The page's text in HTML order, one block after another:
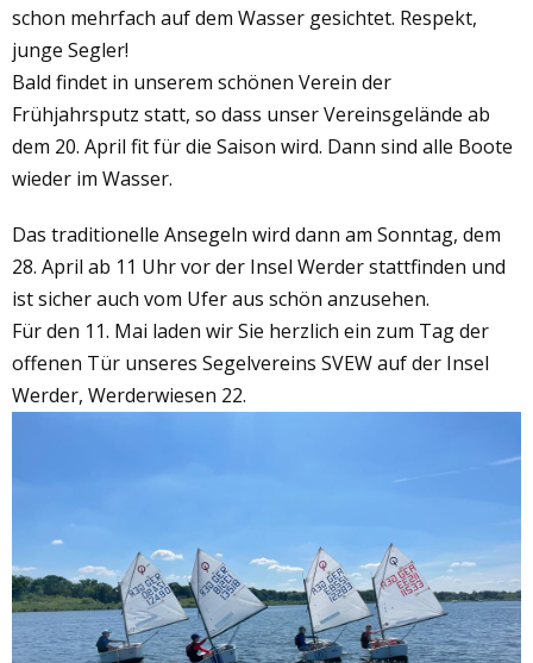
schon mehrfach auf dem Wasser gesichtet. Respekt,
junge Segler!
Bald findet in unserem schönen Verein der
Frühjahrsputz statt, so dass unser Vereinsgelände ab
dem 20. April fit für die Saison wird. Dann sind alle Boote
wieder im Wasser.
Das traditionelle Ansegeln wird dann am Sonntag, dem
28. April ab 11 Uhr vor der Insel Werder stattfinden und
ist sicher auch vom Ufer aus schön anzusehen.
Für den 11. Mai laden wir Sie herzlich ein zum Tag der
offenen Tür unseres Segelvereins SVEW auf der Insel
Werder, Werderwiesen 22.